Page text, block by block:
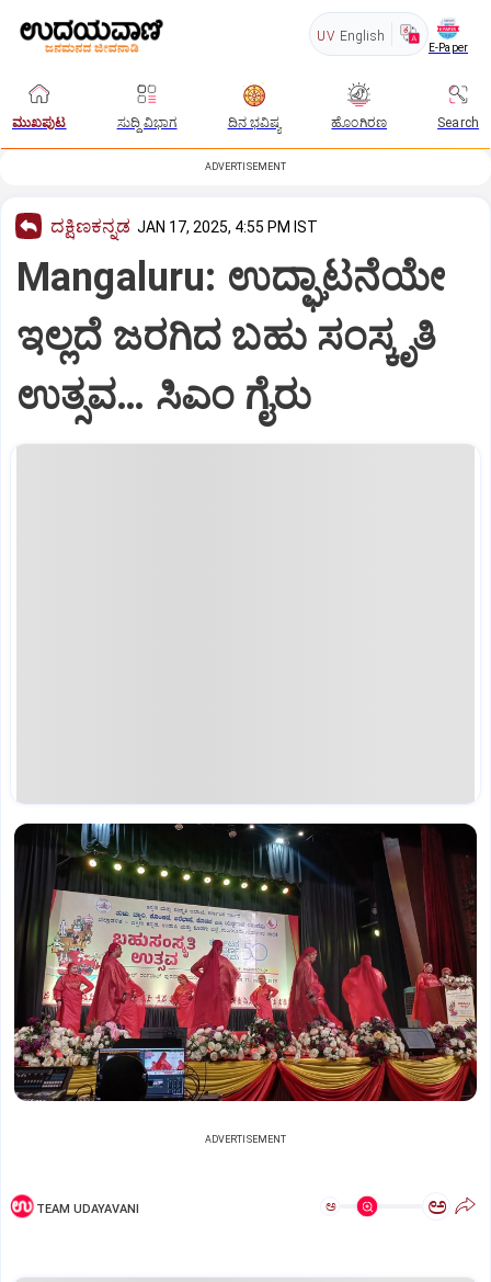
UV English
E-Paper
ಮುಖಪುಟ ಸುದ್ದಿ ವಿಭಾಗ ದಿನ ಭವಿಷ್ಯ ಹೊಂಗಿರಣ Search
ADVERTISEMENT
ದಕ್ಷಿಣಕನ್ನಡ JAN 17, 2025, 4:55 PM IST
Mangaluru: ಉದ್ಘಾಟನೆಯೇ
ಇಲ್ಲದೆ ಜರಗಿದ ಬಹು ಸಂಸ್ಕೃತಿ
ಉತ್ಸವ… ಸಿಎಂ ಗೈರು
ADVERTISEMENT
TEAM UDAYAVANI ಅ ಅ